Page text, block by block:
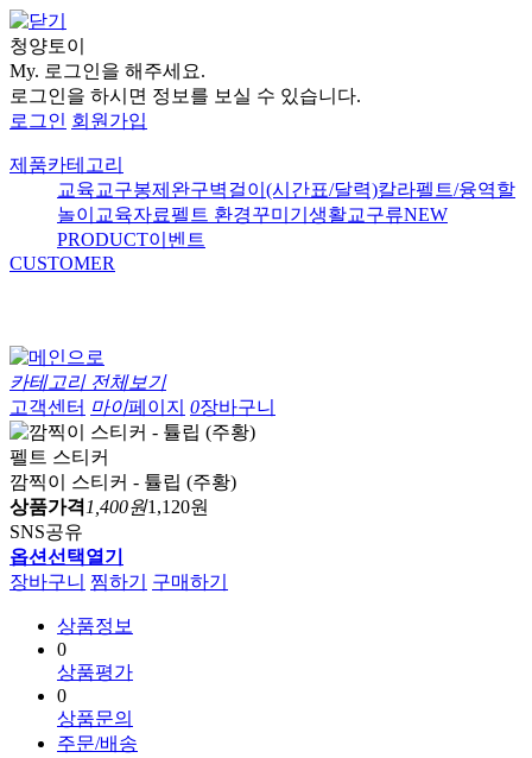
청양토이
My. 로그인을 해주세요.
로그인을 하시면 정보를 보실 수 있습니다.
로그인 회원가입
제품카테고리
교육교구봉제완구벽걸이(시간표/달력)칼라펠트/융역할
놀이 교육자료펠트 환경꾸미기 생활교구류NEW
PRODUCT이벤트
CUSTOMER
카테고리 전체보기
고객센터 마이페이지 0장바구니
펠트 스티커
깜찍이 스티커 - 튤립 (주황)
상품가격 1,400원1,120원
SNS공유
옵션선택열기
장바구니 찜하기 구매하기
상품정보
0
상품평가
0
상품문의
주문/배송